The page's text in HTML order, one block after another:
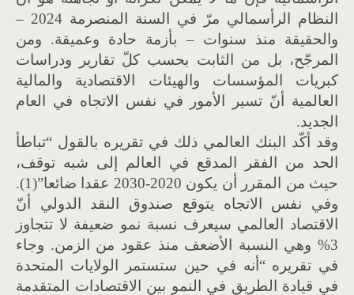
النظام الرأسمالي مرّ في السنة المنصرمة 2024 –
والحقيقة منذ سنوات – بأزمة حادة وعميقة. ومن
المرجّح، بل من الثابت بحسب كلّ تقارير ودراسات
كبريات المؤسسات والهيئات الاقتصادية والمالية
العالمية أنّ تسير الأمور في نفس الاتجاه في العام
الجديد.
وقد أكّد البنك العالمي ذلك في تقريره بالقول “تباطأ
الحد من الفقر المدقع في العالم إلى شبه توقف،
حيث من المقرر أن يكون 2020-2030 عقدا ضائعا”(1).
وفي نفس الاتجاه يتوقع صندوق النقد الدولي أنّ
الاقتصاد العالمي سيعرف نسبة نمو ضعيفة لا تتجاوز
3% وهي النسبة الأضعف منذ عقود من الزمن. وجاء
في تقريره “أنه في حين ستستمر الولايات المتحدة
في قيادة الطريق في النمو بين الاقتصادات المتقدمة